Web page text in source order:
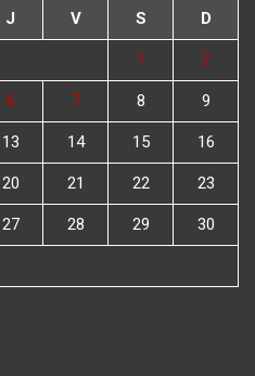
J V S D
1 2
6 7 8 9
13 14 15 16
20 21 22 23
27 28 29 30